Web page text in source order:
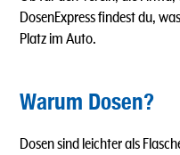
DosenExpress findest du,
Platz im Auto.
Warum Dosen?
Dosen sind leichter als